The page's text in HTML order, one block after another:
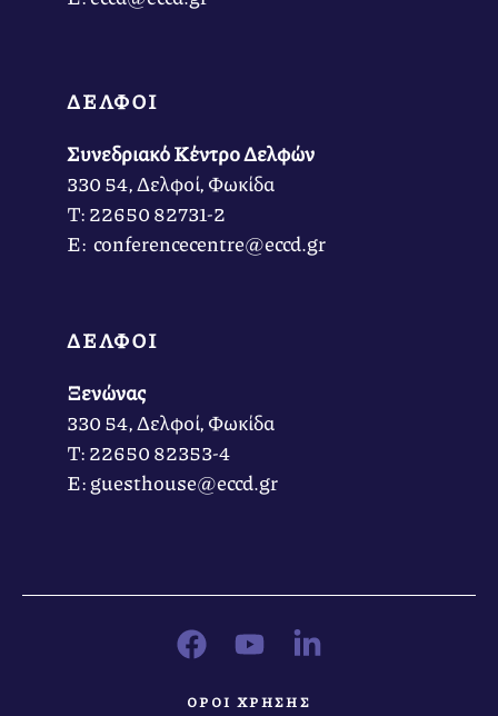
ΔΕΛΦΟΙ
Συνεδριακό Κέντρο Δελφών
330 54, Δελφοί, Φωκίδα
Τ: 22650 82731-2
Ε: conferencecentre@eccd.gr
ΔΕΛΦΟΙ
Ξενώνας
330 54, Δελφοί, Φωκίδα
Τ: 22650 82353-4
Ε: guesthouse@eccd.gr
ΟΡΟΙ ΧΡΗΣΗΣ